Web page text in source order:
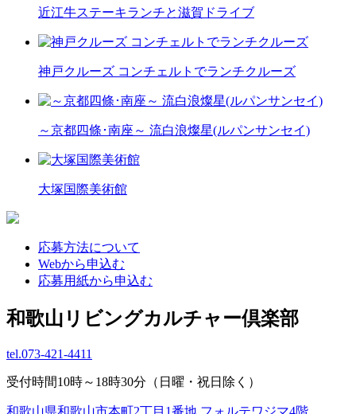
近江牛ステーキランチと滋賀ドライブ
神戸クルーズ コンチェルトでランチクルーズ
～京都四條･南座～ 流白浪燦星(ルパンサンセイ)
大塚国際美術館
応募方法について
Webから申込む
応募用紙から申込む
和歌山リビングカルチャー倶楽部
tel.073-421-4411
受付時間10時～18時30分（日曜・祝日除く）
和歌山県和歌山市本町2丁目1番地 フォルテワジマ4階